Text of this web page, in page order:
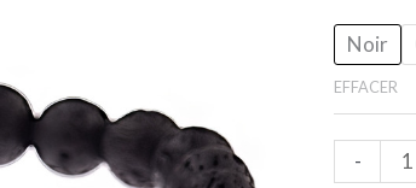
Noir
EFFACER
-
d'Infinité